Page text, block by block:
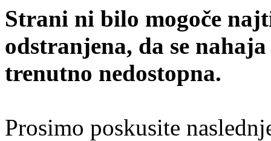
Strani ni bilo mogoče
odstranjena, da se
trenutno nedostopna.
Prosimo poskusite